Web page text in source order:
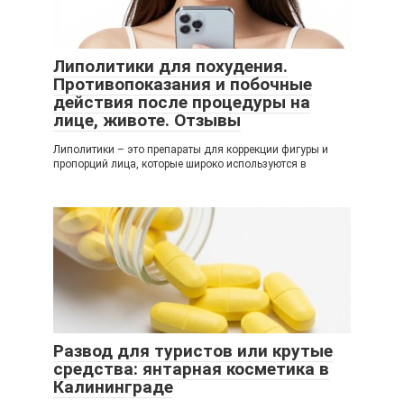
Липолитики для похудения.
Противопоказания и побочные
действия после процедуры на
лице, животе. Отзывы
Липолитики – это препараты для коррекции фигуры и
пропорций лица, которые широко используются в
Развод для туристов или крутые
средства: янтарная косметика в
Калининграде